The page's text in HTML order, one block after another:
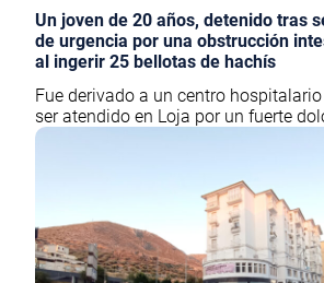
Un joven de 20 años, detenido tras
de urgencia por una obstrucción
al ingerir 25 bellotas de hachís
Fue derivado a un centro
ser atendido en Loja por un fuerte